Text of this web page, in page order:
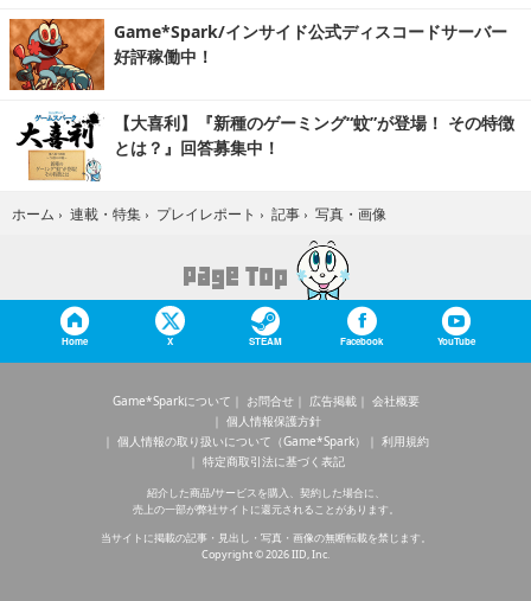
Game*Spark/インサイド公式ディスコードサーバー
好評稼働中！
【大喜利】『新種のゲーミング“蚊”が登場！ その特徴
とは？』回答募集中！
ホーム › 連載・特集 › プレイレポート › 記事 › 写真・画像
Home X STEAM Facebook YouTube
Game*Sparkについて お問合せ 広告掲載
会社概要
個人情報保護方針
個人情報の取り扱いについて（Game*Spark）
利用規約
特定商取引法に基づく表記
紹介した商品/サービスを購入、契約した場合に、
売上の一部が弊社サイトに還元されることがあります。
当サイトに掲載の記事・見出し・写真・画像の無断転載を禁じます。
Copyright © 2026 IID, Inc.